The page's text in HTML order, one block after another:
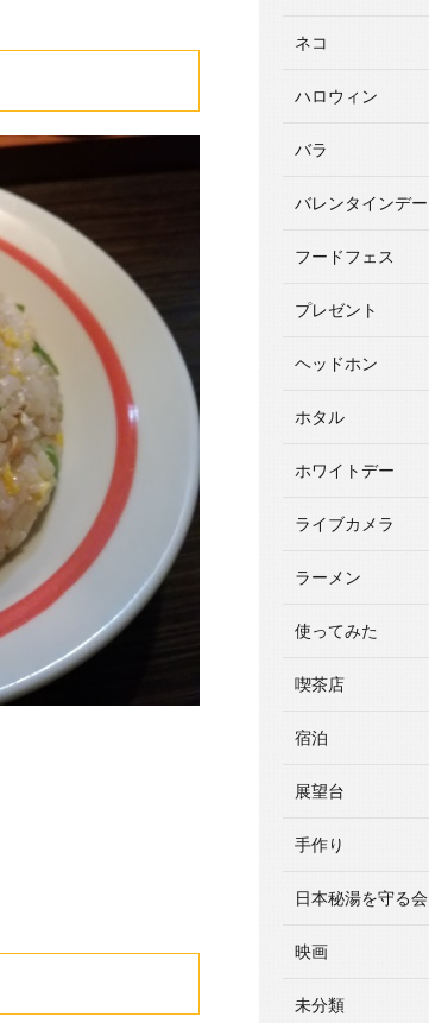
ネコ
ハロウィン
バラ
バレンタインデー
フードフェス
プレゼント
ヘッドホン
ホタル
ホワイトデー
ライブカメラ
ラーメン
使ってみた
喫茶店
宿泊
展望台
手作り
日本秘湯を守る会
映画
未分類